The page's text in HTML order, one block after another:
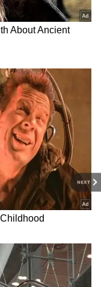
NEXT
ஆம் ஆண்டு
இயக்கி